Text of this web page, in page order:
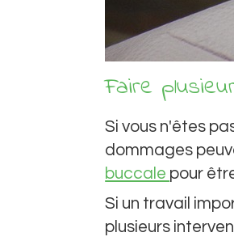
Faire
Si vous n'êtes
dommages
buccale pour
Si un travail
plusieurs